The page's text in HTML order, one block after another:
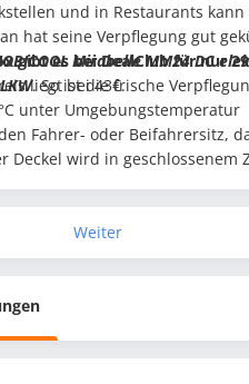
und in Restaurants
hat seine Verpflegung gut
Mirabelle MM24 DC
. So ist die frische
gibt es bei DealClub für nur
liegt bei 43€.
unter Umgebungstemperatur
Fahrer- oder Beifahrersitz,
Deckel wird in
Isolierung hält Inhalte auch
Weiter